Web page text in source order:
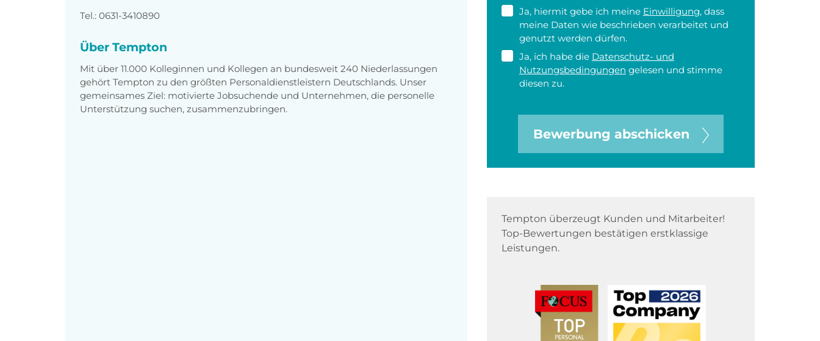
Tel.: 0631-3410890
Über Tempton
Mit über 11.000 Kolleginnen und Kollegen an bundesweit 240 Niederlassungen
gehört Tempton zu den größten Personaldienstleistern Deutschlands. Unser
gemeinsames Ziel: motivierte Jobsuchende und Unternehmen, die personelle
Unterstützung suchen, zusammenzubringen.
Ja, hiermit gebe ich meine Einwilligung, dass
meine Daten wie beschrieben verarbeitet und
genutzt werden dürfen.
Ja, ich habe die Datenschutz- und
Nutzungsbedingungen gelesen und stimme
diesen zu.
Bewerbung abschicken
Tempton überzeugt Kunden und Mitarbeiter!
Top-Bewertungen bestätigen erstklassige
Leistungen.